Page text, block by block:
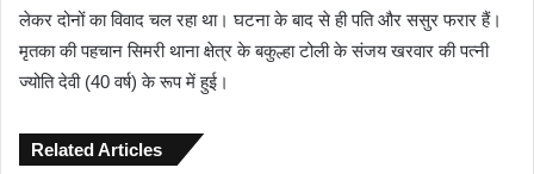
लेकर दोनों का विवाद चल रहा था। घटना के बाद से ही पति और ससुर फरार हैं।
मृतका की पहचान सिमरी थाना क्षेत्र के बकुल्हा टोली के संजय खरवार की पत्नी
ज्योति देवी (40 वर्ष) के रूप में हुई।
Related Articles